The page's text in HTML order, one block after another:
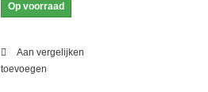
Op voorraad
Aan vergelijken
toevoegen